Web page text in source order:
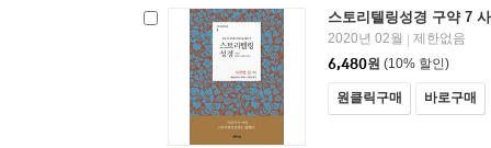
스토리텔링성경 구약 7
2020년 02월 | 제한없음
6,480원 (10% 할인)
원클릭구매 바로구매